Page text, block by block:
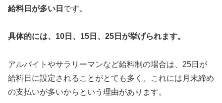
給料日が多い日 です。
具体的には、10日、15日、25日が挙げられます。
アルバイトやサラリーマンなど給料制の場合は、25日が
給料日に設定されることがとても多く、これには月末締め
の支払いが多いからという理由があります。